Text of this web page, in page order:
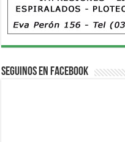
Seguinos en Facebook